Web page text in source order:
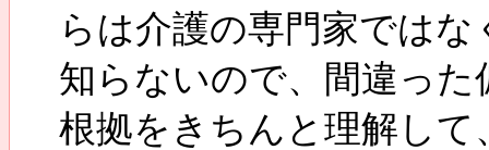
らは介護の専門家では
知らないので、間違っ
根拠をきちんと理解し